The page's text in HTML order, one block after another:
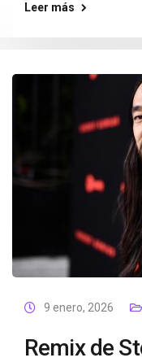
Leer más
9 enero, 2026
Remix de